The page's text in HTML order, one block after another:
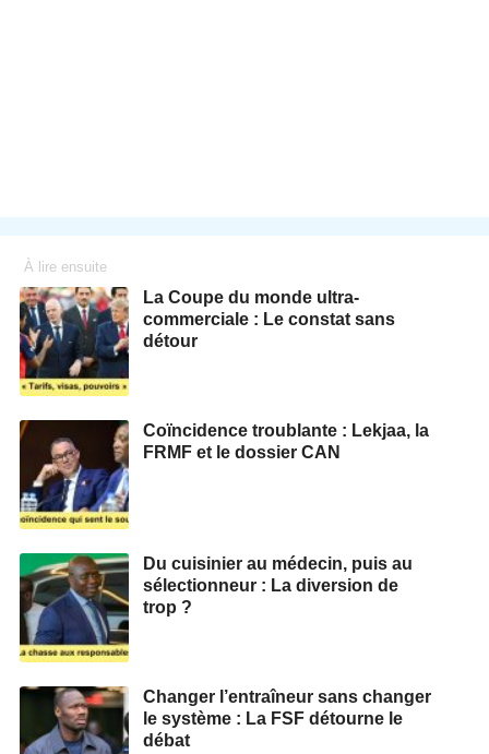
À lire ensuite
La Coupe du monde ultra-
commerciale : Le constat sans
détour
Coïncidence troublante : Lekjaa, la
FRMF et le dossier CAN
Du cuisinier au médecin, puis au
sélectionneur : La diversion de
trop ?
Changer l’entraîneur sans changer
le système : La FSF détourne le
débat